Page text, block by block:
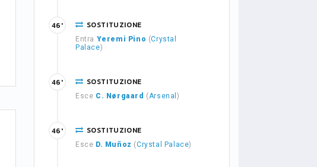
SOSTITUZIONE
Entra Yeremi Pino (Crystal
Palace)
46'
SOSTITUZIONE
Esce C. Nørgaard (Arsenal)
46'
SOSTITUZIONE
Esce D. Muñoz (Crystal Palace)
46'